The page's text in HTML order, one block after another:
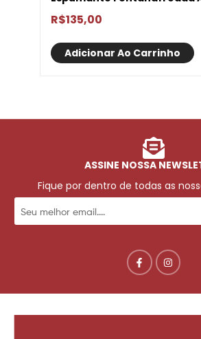
R$135,00
Adicionar Ao Carrinho
ASSINE NOSSA
Fique por dentro de todas as